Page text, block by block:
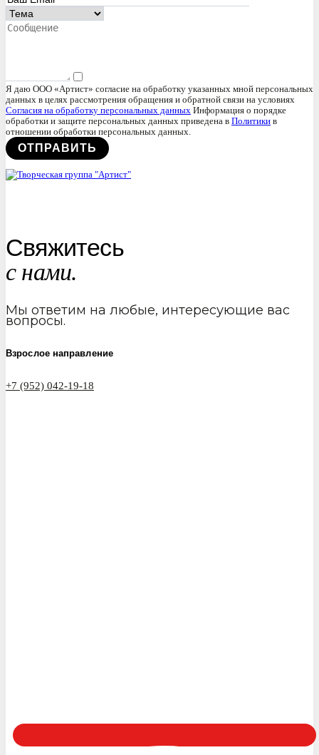
Я даю ООО «Артист» согласие на обработку указанных мной персональных
данных в целях рассмотрения обращения и обратной связи на условиях
Согласия на обработку персональных данных Информация о порядке
обработки и защите персональных данных приведена в Политики в
отношении обработки персональных данных.
Свяжитесь
с нами.
Мы ответим на любые, интересующие вас
вопросы.
Взрослое направление
+7 (952) 042-19-18